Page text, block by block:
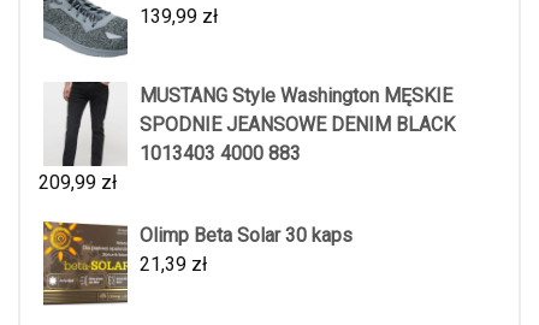
139,99 zł
MUSTANG Style Washington MĘSKIE
SPODNIE JEANSOWE DENIM BLACK
1013403 4000 883
209,99 zł
Olimp Beta Solar 30 kaps
21,39 zł